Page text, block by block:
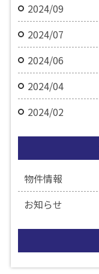
2024/09
2024/07
2024/06
2024/04
2024/02
物件情報
お知らせ